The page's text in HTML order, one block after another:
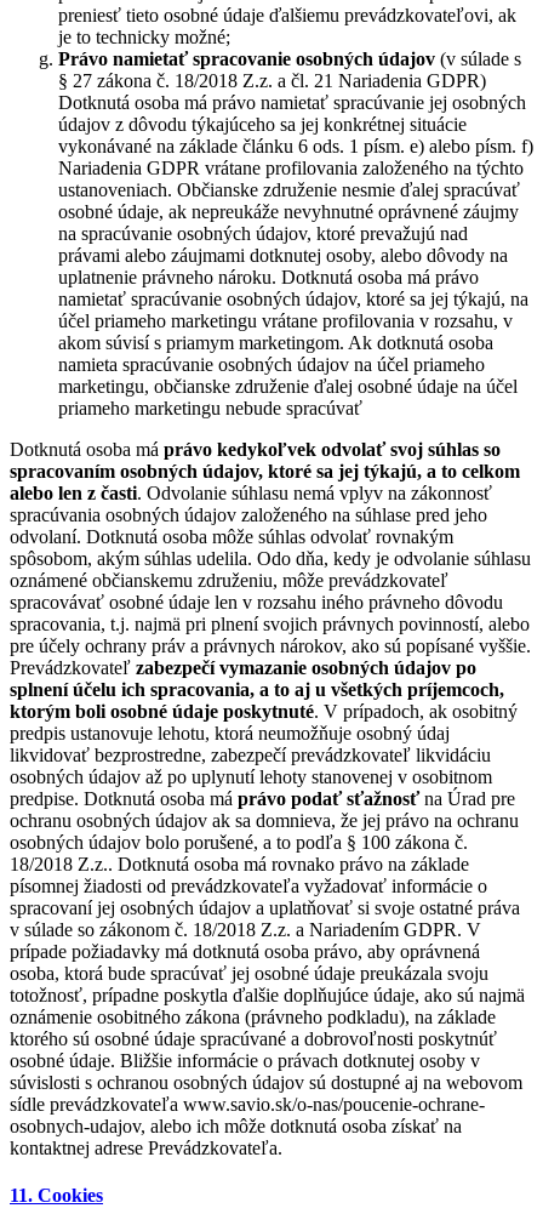
preniesť tieto osobné údaje ďalšiemu prevádzkovateľovi, ak
je to technicky možné;
Právo namietať spracovanie osobných údajov (v súlade s
§ 27 zákona č. 18/2018 Z.z. a čl. 21 Nariadenia GDPR)
Dotknutá osoba má právo namietať spracúvanie jej osobných
údajov z dôvodu týkajúceho sa jej konkrétnej situácie
vykonávané na základe článku 6 ods. 1 písm. e) alebo písm. f)
Nariadenia GDPR vrátane profilovania založeného na týchto
ustanoveniach. Občianske združenie nesmie ďalej spracúvať
osobné údaje, ak nepreukáže nevyhnutné oprávnené záujmy
na spracúvanie osobných údajov, ktoré prevažujú nad
právami alebo záujmami dotknutej osoby, alebo dôvody na
uplatnenie právneho nároku. Dotknutá osoba má právo
namietať spracúvanie osobných údajov, ktoré sa jej týkajú, na
účel priameho marketingu vrátane profilovania v rozsahu, v
akom súvisí s priamym marketingom. Ak dotknutá osoba
namieta spracúvanie osobných údajov na účel priameho
marketingu, občianske združenie ďalej osobné údaje na účel
priameho marketingu nebude spracúvať
Dotknutá osoba má právo kedykoľvek odvolať svoj súhlas so
spracovaním osobných údajov, ktoré sa jej týkajú, a to celkom
alebo len z časti. Odvolanie súhlasu nemá vplyv na zákonnosť
spracúvania osobných údajov založeného na súhlase pred jeho
odvolaní. Dotknutá osoba môže súhlas odvolať rovnakým
spôsobom, akým súhlas udelila. Odo dňa, kedy je odvolanie súhlasu
oznámené občianskemu združeniu, môže prevádzkovateľ
spracovávať osobné údaje len v rozsahu iného právneho dôvodu
spracovania, t.j. najmä pri plnení svojich právnych povinností, alebo
pre účely ochrany práv a právnych nárokov, ako sú popísané vyššie.
Prevádzkovateľ zabezpečí vymazanie osobných údajov po
splnení účelu ich spracovania, a to aj u všetkých príjemcoch,
ktorým boli osobné údaje poskytnuté. V prípadoch, ak osobitný
predpis ustanovuje lehotu, ktorá neumožňuje osobný údaj
likvidovať bezprostredne, zabezpečí prevádzkovateľ likvidáciu
osobných údajov až po uplynutí lehoty stanovenej v osobitnom
predpise. Dotknutá osoba má právo podať sťažnosťna Úrad pre
ochranu osobných údajov ak sa domnieva, že jej právo na ochranu
osobných údajov bolo porušené, a to podľa § 100 zákona č.
18/2018 Z.z.. Dotknutá osoba má rovnako právo na základe
písomnej žiadosti od prevádzkovateľa vyžadovať informácie o
spracovaní jej osobných údajov a uplatňovať si svoje ostatné práva
v súlade so zákonom č. 18/2018 Z.z. a Nariadením GDPR. V
prípade požiadavky má dotknutá osoba právo, aby oprávnená
osoba, ktorá bude spracúvať jej osobné údaje preukázala svoju
totožnosť, prípadne poskytla ďalšie doplňujúce údaje, ako sú najmä
oznámenie osobitného zákona (právneho podkladu), na základe
ktorého sú osobné údaje spracúvané a dobrovoľnosti poskytnúť
osobné údaje. Bližšie informácie o právach dotknutej osoby v
súvislosti s ochranou osobných údajov sú dostupné aj na webovom
sídle prevádzkovateľa www.savio.sk/o-nas/poucenie-ochrane-
osobnych-udajov, alebo ich môže dotknutá osoba získať na
kontaktnej adrese Prevádzkovateľa.
11. Cookies